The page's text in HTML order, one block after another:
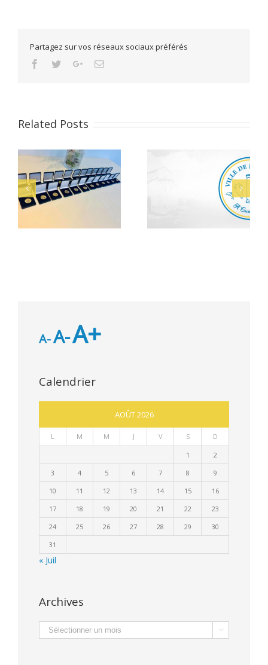
Partagez sur vos réseaux sociaux préférés
Facebook
TwitterGoogle+Email
Related Posts
Alerte Canicule –
CCAS
A-A-A+
Calendrier
AOÛT 2026
L M M J V S D
1
2
3
4 5 6 7 8
9
10
11 12 13 14 15
16
17
18 19 20 21 22
23
24
25 26 27 28 29
30
31
« Juil
Archives
Archives 